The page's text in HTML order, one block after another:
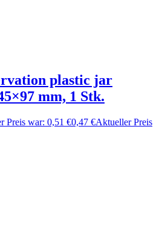
plastic jar
mm, 1 Stk.
Preis war: 0,51 €0,47 €Aktueller Preis